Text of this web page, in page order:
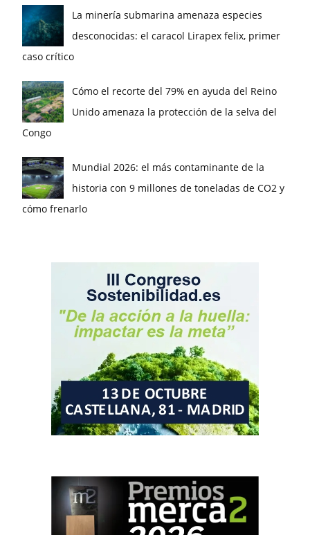
La minería submarina amenaza especies
desconocidas: el caracol Lirapex felix, primer
caso crítico
Cómo el recorte del 79% en ayuda del Reino
Unido amenaza la protección de la selva del
Congo
Mundial 2026: el más contaminante de la
historia con 9 millones de toneladas de CO2 y
cómo frenarlo